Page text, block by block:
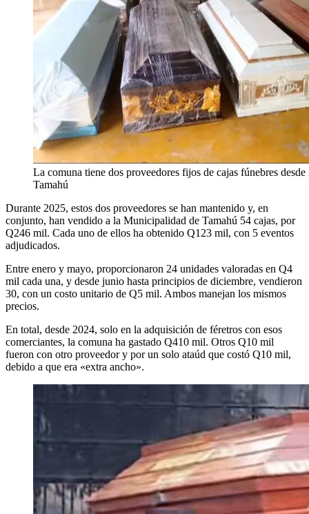
La comuna tiene dos proveedores fijos de cajas fúnebres
Tamahú
Durante 2025, estos dos proveedores se han mantenido y, en
conjunto, han vendido a la Municipalidad de Tamahú 54 cajas, por
Q246 mil. Cada uno de ellos ha obtenido Q123 mil, con 5 eventos
adjudicados.
Entre enero y mayo, proporcionaron 24 unidades valoradas en Q4
mil cada una, y desde junio hasta principios de diciembre, vendieron
30, con un costo unitario de Q5 mil. Ambos manejan los mismos
precios.
En total, desde 2024, solo en la adquisición de féretros con esos
comerciantes, la comuna ha gastado Q410 mil. Otros Q10 mil
fueron con otro proveedor y por un solo ataúd que costó Q10 mil,
debido a que era «extra ancho».